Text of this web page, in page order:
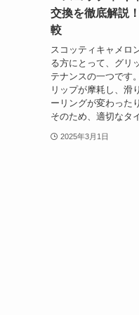
交換を徹底解説
較
スコッティキャメロ
る方にとって、グリ
テナンスの一つです
リップが摩耗し、滑
ーリングが変わった
そのため、適切なタ
2025年3月1日